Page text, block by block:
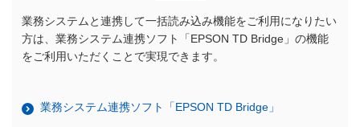
業務システムと連携して一括読み込み機能をご利用になりたい
方は、業務システム連携ソフト「EPSON TD Bridge」の機能
をご利用いただくことで実現できます。
業務システム連携ソフト「EPSON TD Bridge」